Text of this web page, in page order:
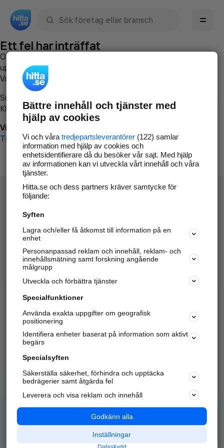
Ett fel har inträffat
Om du vill kan du
uppstod så att vi lättare och snabbare kan avhjälpa det.
Vänligen försök med följande:
Surfa till
Klicka påTillbaka-knappen i webbläsaren och försök igen
Vi beklagar besväret!
Till startsidan
Hitta.se - Gratis nummerupplysning.
Sök företag, personer och platser.
Hitta telefonnummer, adresser, företagsinfo mm.
Marknadsför företaget
Kom igång och annonsera mot
samarbetspartners nära dig.
Alla kategorier
Populära sökningar
API & Kartor
Annonsera
Integritet
Nödnummer
Bättre innehåll och tjänster med
hjälp av cookies
Vi och våra tredjepartsleverantörer(122) samlar
information med hjälp av cookies och
enhetsidentifierare då du besöker vår sajt. Med hjälp
av informationen kan vi utveckla vårt innehåll och våra
tjänster.
Hitta.se och dess partners kräver samtycke för
följande:
Syften
Lagra och/eller få åtkomst till information på en
enhet
Personanpassad reklam och innehåll, reklam- och
innehållsmätning samt forskning angående
målgrupp
Utveckla och förbättra tjänster
Specialfunktioner
Använda exakta uppgifter om geografisk
positionering
Identifiera enheter baserat på information som aktivt
begärs
Specialsyften
Säkerställa säkerhet, förhindra och upptäcka
bedrägerier samt åtgärda fel
Leverera och visa reklam och innehåll
Godkänn alla
Inställningar
Dataskydd